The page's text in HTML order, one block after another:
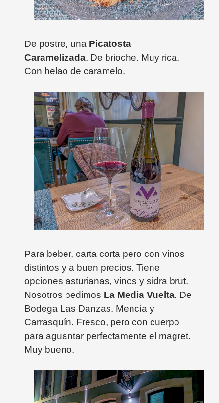
De postre, una Picatosta
Caramelizada. De brioche. Muy rica.
Con helao de caramelo.
Para beber, carta corta pero con vinos
distintos y a buen precios. Tiene
opciones asturianas, vinos y sidra brut.
Nosotros pedimos La Media Vuelta. De
Bodega Las Danzas. Mencía y
Carrasquín. Fresco, pero con cuerpo
para aguantar perfectamente el magret.
Muy bueno.